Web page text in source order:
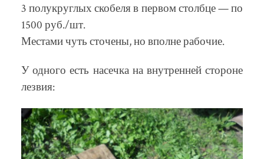
3 полукруглых скобеля в первом столбце — по
1500 руб./шт.
Местами чуть сточены, но вполне рабочие.
У одного есть насечка на внутренней стороне
лезвия: